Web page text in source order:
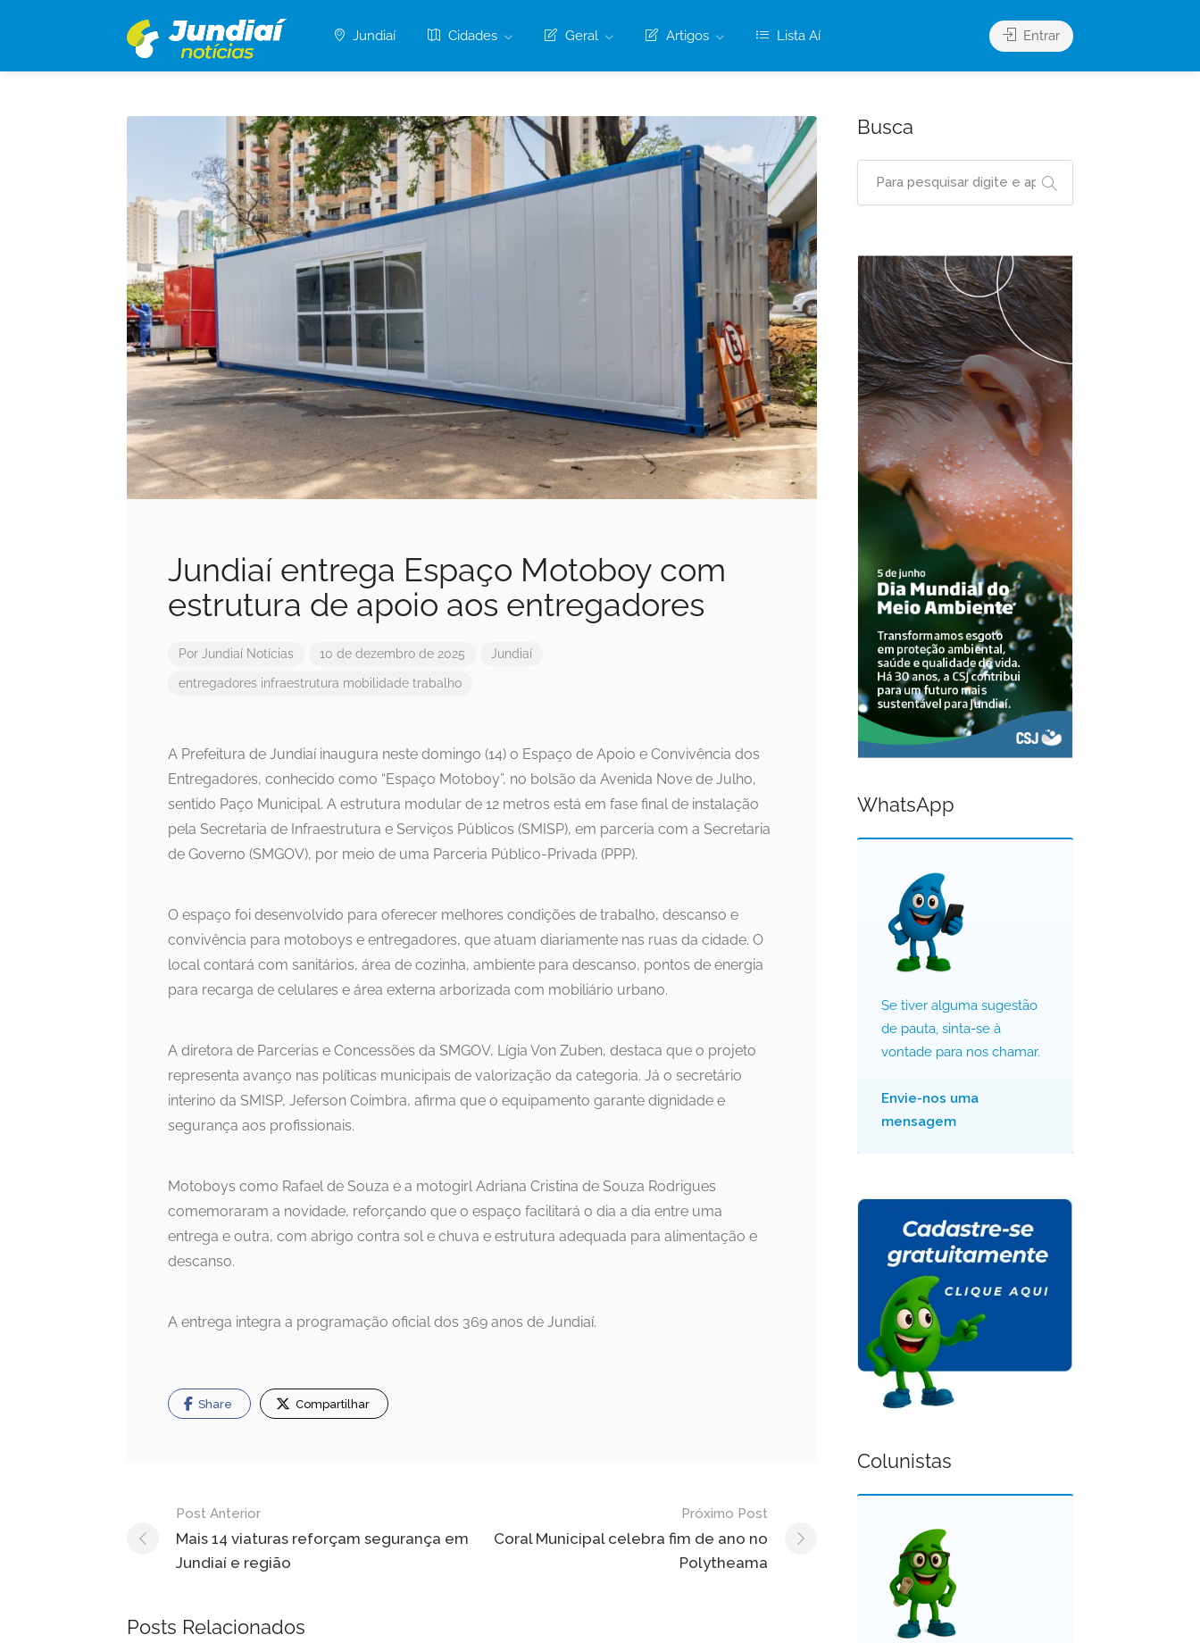
Jundiaí Cidades Geral Artigos Lista Aí Entrar
Jundiaí entrega Espaço Motoboy com
estrutura de apoio aos entregadores
Por Jundiaí Notícias 10 de dezembro de 2025 Jundiaí
entregadores infraestrutura mobilidade trabalho
A Prefeitura de Jundiaí inaugura neste domingo (14) o Espaço de Apoio e Convivência dos
Entregadores, conhecido como “Espaço Motoboy”, no bolsão da Avenida Nove de Julho,
sentido Paço Municipal. A estrutura modular de 12 metros está em fase final de instalação
pela Secretaria de Infraestrutura e Serviços Públicos (SMISP), em parceria com a Secretaria
de Governo (SMGOV), por meio de uma Parceria Público-Privada (PPP).
O espaço foi desenvolvido para oferecer melhores condições de trabalho, descanso e
convivência para motoboys e entregadores, que atuam diariamente nas ruas da cidade. O
local contará com sanitários, área de cozinha, ambiente para descanso, pontos de energia
para recarga de celulares e área externa arborizada com mobiliário urbano.
A diretora de Parcerias e Concessões da SMGOV, Lígia Von Zuben, destaca que o projeto
representa avanço nas políticas municipais de valorização da categoria. Já o secretário
interino da SMISP, Jeferson Coimbra, afirma que o equipamento garante dignidade e
segurança aos profissionais.
Motoboys como Rafael de Souza e a motogirl Adriana Cristina de Souza Rodrigues
comemoraram a novidade, reforçando que o espaço facilitará o dia a dia entre uma
entrega e outra, com abrigo contra sol e chuva e estrutura adequada para alimentação e
descanso.
A entrega integra a programação oficial dos 369 anos de Jundiaí.
Share Compartilhar
Navegação
de
Post
Post Anterior
Mais 14 viaturas reforçam segurança em
Jundiaí e região
Próximo Post
Coral Municipal celebra fim de ano no
Polytheama
Posts Relacionados
Busca
WhatsApp
Se tiver alguma sugestão
de pauta, sinta-se à
vontade para nos chamar.
Envie-nos uma
mensagem
Colunistas